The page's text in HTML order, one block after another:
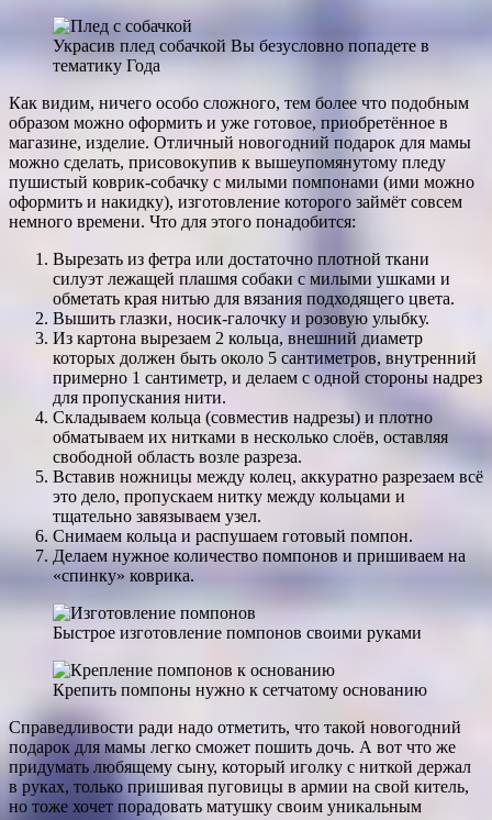
Украсив плед собачкой Вы безусловно попадете в
тематику Года
Как видим, ничего особо сложного, тем более что подобным
образом можно оформить и уже готовое, приобретённое в
магазине, изделие. Отличный новогодний подарок для мамы
можно сделать, присовокупив к вышеупомянутому пледу
пушистый коврик-собачку с милыми помпонами (ими можно
оформить и накидку), изготовление которого займёт совсем
немного времени. Что для этого понадобится:
Вырезать из фетра или достаточно плотной ткани
силуэт лежащей плашмя собаки с милыми ушками и
обметать края нитью для вязания подходящего цвета.
Вышить глазки, носик-галочку и розовую улыбку.
Из картона вырезаем 2 кольца, внешний диаметр
которых должен быть около 5 сантиметров, внутренний
примерно 1 сантиметр, и делаем с одной стороны надрез
для пропускания нити.
Складываем кольца (совместив надрезы) и плотно
обматываем их нитками в несколько слоёв, оставляя
свободной область возле разреза.
Вставив ножницы между колец, аккуратно разрезаем всё
это дело, пропускаем нитку между кольцами и
тщательно завязываем узел.
Снимаем кольца и распушаем готовый помпон.
Делаем нужное количество помпонов и пришиваем на
«спинку» коврика.
Быстрое изготовление помпонов своими руками
Крепить помпоны нужно к сетчатому основанию
Справедливости ради надо отметить, что такой новогодний
подарок для мамы легко сможет пошить дочь. А вот что же
придумать любящему сыну, который иголку с ниткой держал
в руках, только пришивая пуговицы в армии на свой китель,
но тоже хочет порадовать матушку своим уникальным